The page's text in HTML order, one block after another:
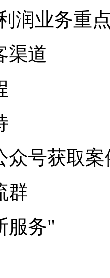
润业务重
渠道
众号获取
群
服务"